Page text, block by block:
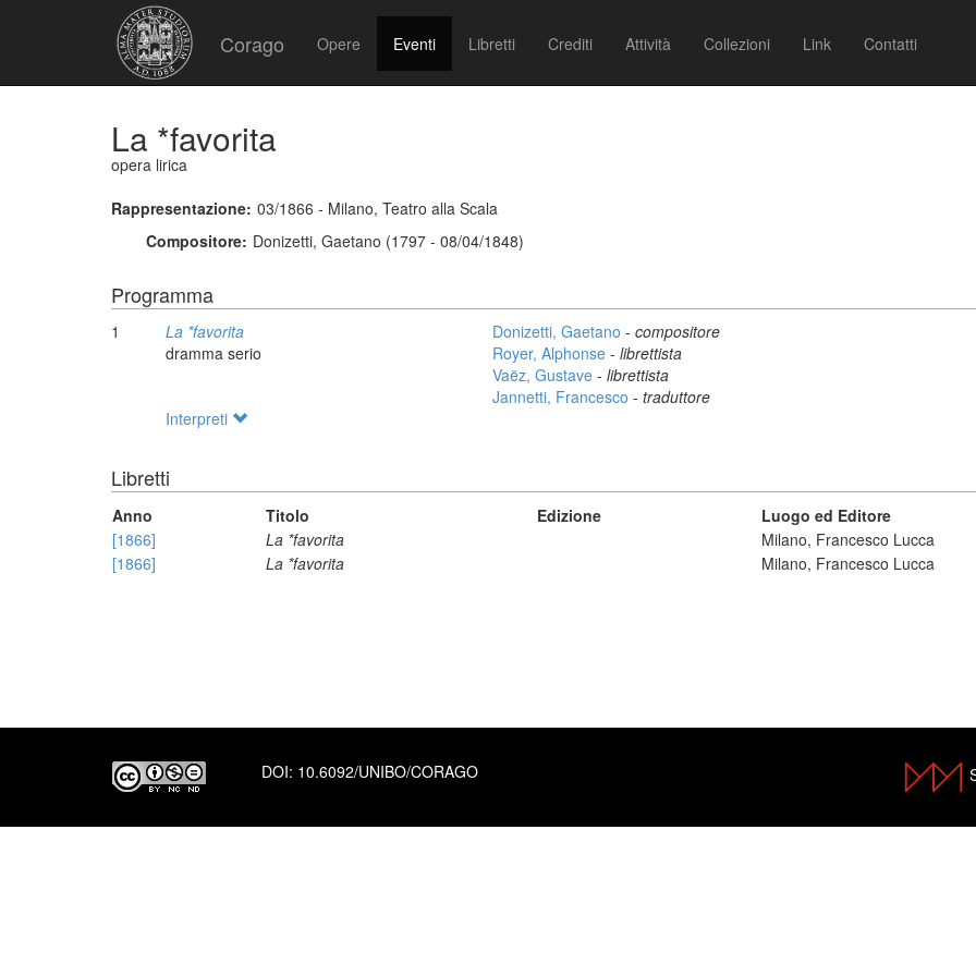
Corago Opere Eventi Libretti Crediti Attività Collezioni Link Contatti
La *favorita
opera lirica
Rappresentazione: 03/1866 - Milano, Teatro alla Scala
Compositore: Donizetti, Gaetano (1797 - 08/04/1848)
Programma
1
La *favorita
dramma serio
Donizetti, Gaetano - compositore
Royer, Alphonse - librettista
Vaëz, Gustave - librettista
Jannetti, Francesco - traduttore
Interpreti
Libretti
Anno Titolo Edizione
Luogo ed Editore
[1866]
La *favorita
Milano, Francesco Lucca
[1866]
La *favorita Milano, Francesco Lucca
DOI: 10.6092/UNIBO/CORAGO